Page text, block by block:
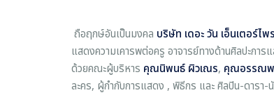
ถือฤกษ์อันเป็นมงคล บริษัท เดอะ วัน เอ็นเตอร์ไ
แสดงความเคารพต่อครู อาจารย์ทางด้านศิลปะการ
ด้วยคณะผู้บริหาร คุณนิพนธ์ ผิวเณร, คุณอรรณพ
ละคร, ผู้กำกับการแสดง , พิธีกร และ ศิลปิน-ดารา-